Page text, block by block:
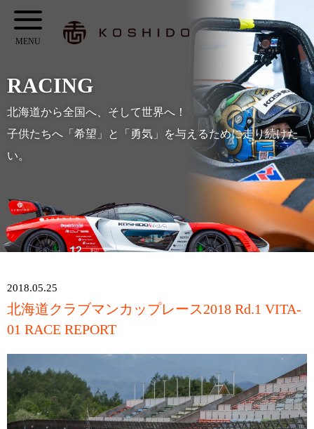
テ
ツ
ス
キ
ッ
KOSHIDO
メ
ュ
ー
RACING
北海道から全国へ、そして世界へ！
子供たちへ「希望」と「勇気」を与えるために走り続けた
い。
2018.05.25
北海道クラブマンカップレース2018 Rd.1 VITA-
01 RACE REPORT